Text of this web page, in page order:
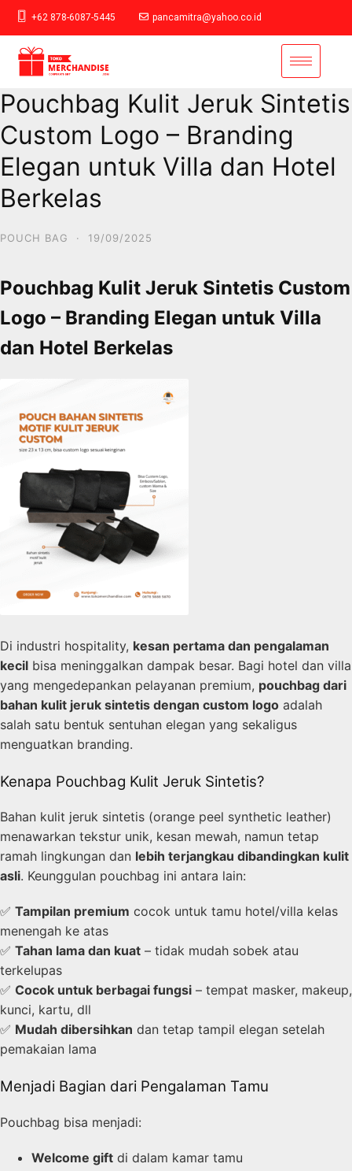
+62 878-6087-5445 pancamitra@yahoo.co.id
Pouchbag Kulit Jeruk Sintetis
Custom Logo – Branding
Elegan untuk Villa dan Hotel
Berkelas
POUCH BAG · 19/09/2025
Pouchbag Kulit Jeruk Sintetis Custom
Logo – Branding Elegan untuk Villa
dan Hotel Berkelas
Di industri hospitality, kesan pertama dan pengalaman
kecil bisa meninggalkan dampak besar. Bagi hotel dan villa
yang mengedepankan pelayanan premium, pouchbag dari
bahan kulit jeruk sintetis dengan custom logo adalah
salah satu bentuk sentuhan elegan yang sekaligus
menguatkan branding.
Kenapa Pouchbag Kulit Jeruk Sintetis?
Bahan kulit jeruk sintetis (orange peel synthetic leather)
menawarkan tekstur unik, kesan mewah, namun tetap
ramah lingkungan dan lebih terjangkau dibandingkan kulit
asli. Keunggulan pouchbag ini antara lain:
✅ Tampilan premium cocok untuk tamu hotel/villa kelas
menengah ke atas
✅ Tahan lama dan kuat – tidak mudah sobek atau
terkelupas
✅ Cocok untuk berbagai fungsi – tempat masker, makeup,
kunci, kartu, dll
✅ Mudah dibersihkan dan tetap tampil elegan setelah
pemakaian lama
Menjadi Bagian dari Pengalaman Tamu
Pouchbag bisa menjadi:
Welcome gift di dalam kamar tamu